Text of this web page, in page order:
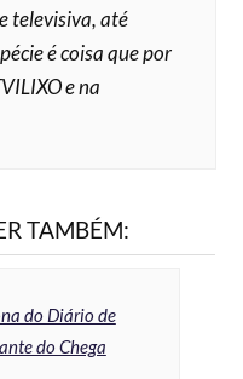
televisiva, até
é coisa que por
e na
TAMBÉM:
do Diário de
do Chega